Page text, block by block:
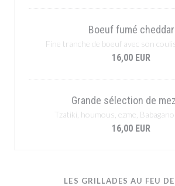
Boeuf fumé cheddar
Fine tranche de boeuf avec son
16,00 EUR
Grande sélection de
Tzatiki, houmous, ezme,
16,00 EUR
LES GRILLADES AU FEU